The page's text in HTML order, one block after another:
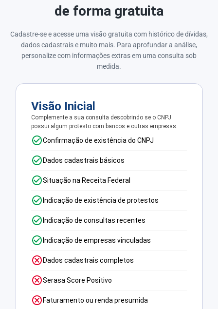
de forma gratuita
Cadastre-se e acesse uma visão gratuita com histórico de dívidas,
dados cadastrais e muito mais. Para aprofundar a análise,
personalize com informações extras em uma consulta sob
medida.
Visão Inicial
Complemente a sua consulta descobrindo se o CNPJ
possui algum protesto com bancos e outras empresas.
Confirmação de existência do CNPJ
Dados cadastrais básicos
Situação na Receita Federal
Indicação de existência de protestos
Indicação de consultas recentes
Indicação de empresas vinculadas
Dados cadastrais completos
Serasa Score Positivo
Faturamento ou renda presumida